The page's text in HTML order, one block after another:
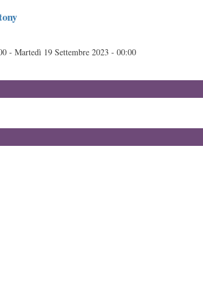
-Martedì 19 Settembre 2023 - 00:00